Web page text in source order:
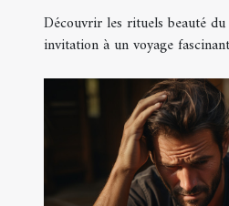
Découvrir les rituels beauté
invitation à un voyage